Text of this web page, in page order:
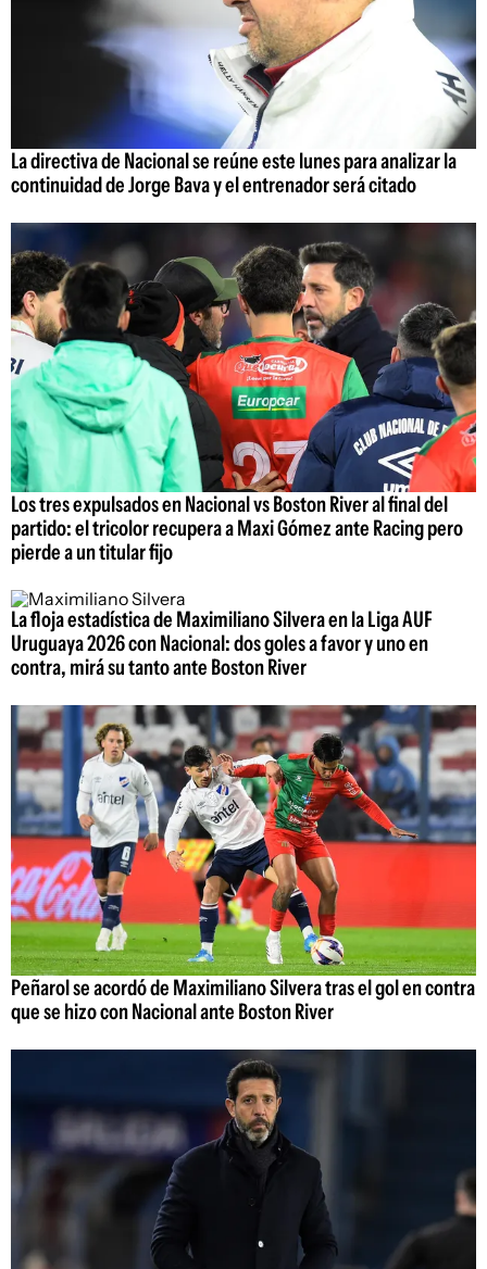
La directiva de Nacional se reúne este lunes para analizar la
continuidad de Jorge Bava y el entrenador será citado
Los tres expulsados en Nacional vs Boston River al final del
partido: el tricolor recupera a Maxi Gómez ante Racing pero
pierde a un titular fijo
La floja estadística de Maximiliano Silvera en la Liga AUF
Uruguaya 2026 con Nacional: dos goles a favor y uno en
contra, mirá su tanto ante Boston River
Peñarol se acordó de Maximiliano Silvera tras el gol en contra
que se hizo con Nacional ante Boston River